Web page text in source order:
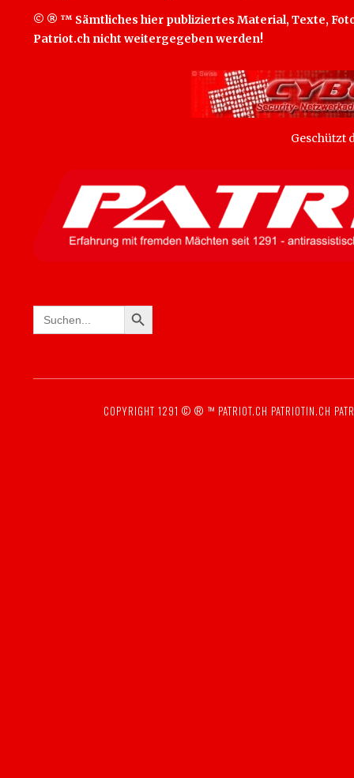
© ® ™ Sämtliches hier publiziertes Material, Texte,
Patriot.ch nicht weitergegeben werden!
Geschützt
Search
for:
SEARCH BUTTON
COPYRIGHT 1291 © ® ™ PATRIOT.CH PATRIOTIN.CH